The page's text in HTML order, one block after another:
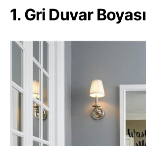
1. Gri Duvar Boyası